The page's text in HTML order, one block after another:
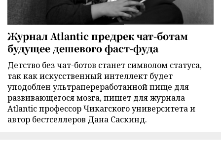
Журнал Atlantic предрек чат-ботам
будущее дешевого фаст-фуда
Детство без чат-ботов станет символом статуса,
так как искусственный интеллект будет
уподоблен ультрапереработанной пище для
развивающегося мозга, пишет для журнала
Atlantic профессор Чикагского университета и
автор бестселлеров Дана Саскинд.